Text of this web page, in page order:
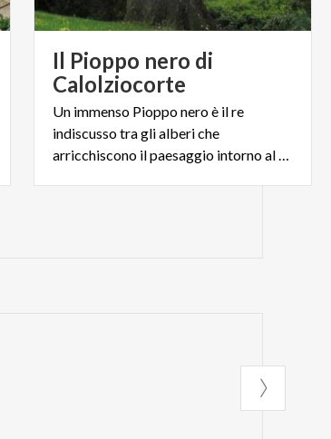
Il Pioppo nero di
Calolziocorte
Un immenso Pioppo nero è il re
indiscusso tra gli alberi che
arricchiscono il paesaggio intorno al Lago di Olginate.